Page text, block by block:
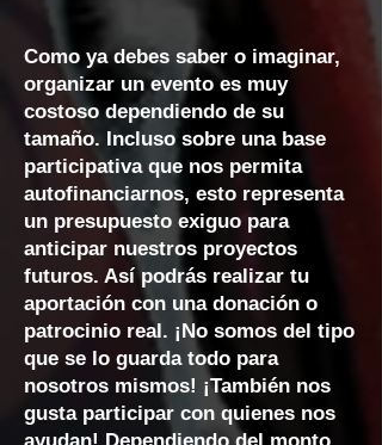
Como ya debes saber o imaginar,
organizar un evento es muy
costoso dependiendo de su
tamaño. Incluso sobre una base
participativa que nos permita
autofinanciarnos, esto representa
un presupuesto exiguo para
anticipar nuestros proyectos
futuros. Así podrás realizar tu
aportación con una donación o
patrocinio real. ¡No somos del tipo
que se lo guarda todo para
nosotros mismos! ¡También nos
gusta participar con quienes nos
ayudan! Dependiendo del monto